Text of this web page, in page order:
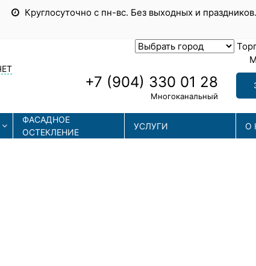
Круглосуточно с пн-вс. Без выходных и праздников.
+7 (904) 330 01 28
Многоканальный
ФАСАДНОЕ
ОСТЕКЛЕНИЕ
УСЛУГИ О